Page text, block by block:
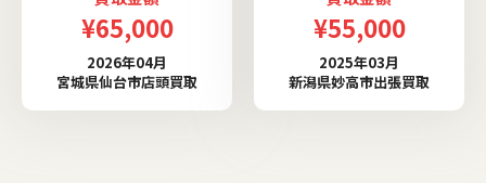
¥65,000
2026年04月
宮城県仙台市店頭買取
¥55,000
2025年03月
新潟県妙高市出張買取